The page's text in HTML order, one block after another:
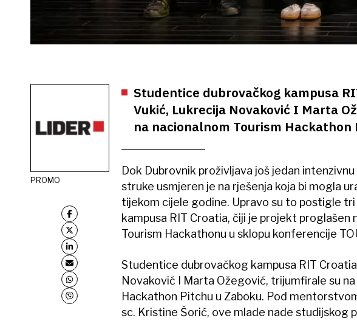
PROMO
Studentice dubrovačkog kampusa
Vukić, Lukrecija Novaković I Marta
na nacionalnom Tourism Hackathon
Dok Dubrovnik proživljava još jedan
struke usmjeren je na rješenja koja bi mogla
tijekom cijele godine. Upravo su to postigle
kampusa RIT Croatia, čiji je projekt proglašen
Tourism Hackathonu u sklopu konferencije
Studentice dubrovačkog kampusa RIT
Novaković I Marta Ožegović, trijumfirale su
Hackathon Pitchu u Zaboku. Pod
sc. Kristine Šorić, ove mlade nade studijskog